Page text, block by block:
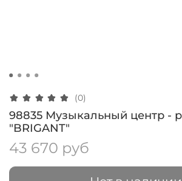
(0)
98835 Музыкальный центр -
"BRIGANT"
43 670 руб